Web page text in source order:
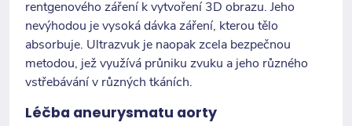
rentgenového záření k vytvoření 3D obrazu. Jeho
nevýhodou je vysoká dávka záření, kterou tělo
absorbuje. Ultrazvuk je naopak zcela bezpečnou
metodou, jež využívá průniku zvuku a jeho různého
vstřebávání v různých tkáních.
Léčba aneurysmatu aorty